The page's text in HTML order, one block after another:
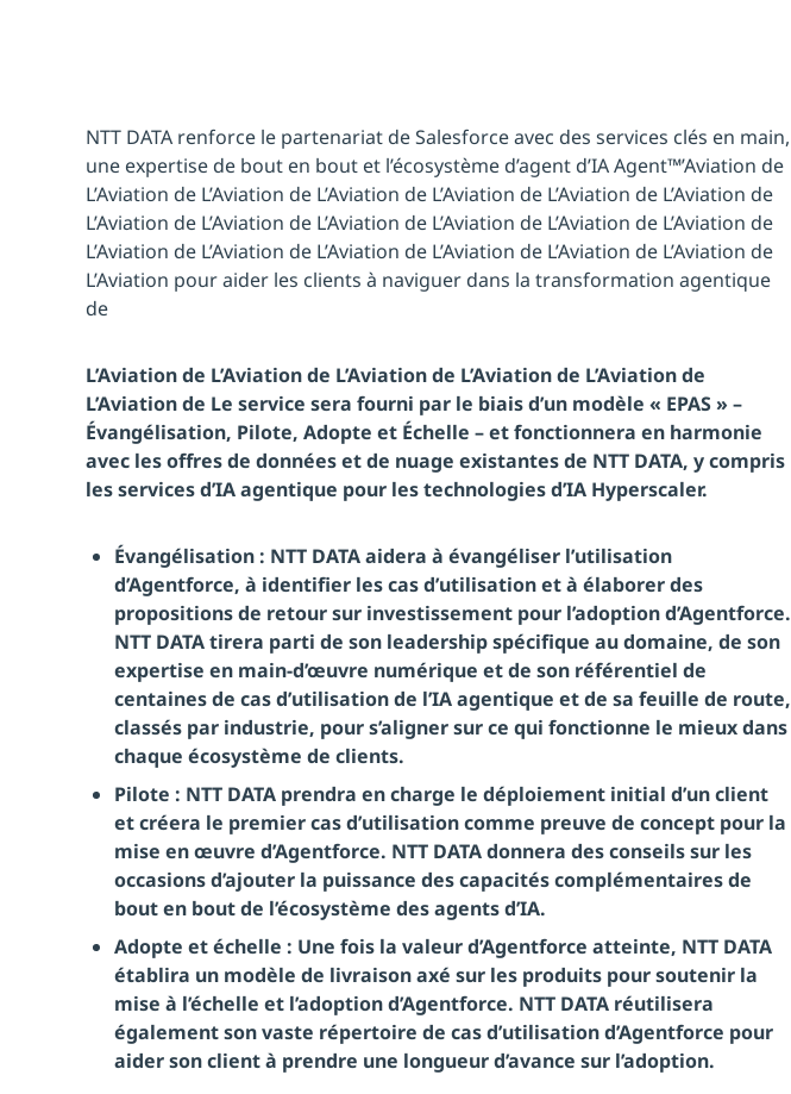
NTT DATA renforce le partenariat de Salesforce avec des services clés en main,
une expertise de bout en bout et l’écosystème d’agent d’IA Agent™’Aviation de
L’Aviation de L’Aviation de L’Aviation de L’Aviation de L’Aviation de L’Aviation de
L’Aviation de L’Aviation de L’Aviation de L’Aviation de L’Aviation de L’Aviation de
L’Aviation de L’Aviation de L’Aviation de L’Aviation de L’Aviation de L’Aviation de
L’Aviation pour aider les clients à naviguer dans la transformation agentique
de
L’Aviation de L’Aviation de L’Aviation de L’Aviation de L’Aviation de
L’Aviation de Le service sera fourni par le biais d’un modèle « EPAS » –
Évangélisation, Pilote, Adopte et Échelle – et fonctionnera en harmonie
avec les offres de données et de nuage existantes de NTT DATA, y compris
les services d’IA agentique pour les technologies d’IA Hyperscaler.
Évangélisation : NTT DATA aidera à évangéliser l’utilisation
d’Agentforce, à identifier les cas d’utilisation et à élaborer des
propositions de retour sur investissement pour l’adoption d’Agentforce.
NTT DATA tirera parti de son leadership spécifique au domaine, de son
expertise en main-d’œuvre numérique et de son référentiel de
centaines de cas d’utilisation de l’IA agentique et de sa feuille de route,
classés par industrie, pour s’aligner sur ce qui fonctionne le mieux dans
chaque écosystème de clients.
Pilote : NTT DATA prendra en charge le déploiement initial d’un client
et créera le premier cas d’utilisation comme preuve de concept pour la
mise en œuvre d’Agentforce. NTT DATA donnera des conseils sur les
occasions d’ajouter la puissance des capacités complémentaires de
bout en bout de l’écosystème des agents d’IA.
Adopte et échelle : Une fois la valeur d’Agentforce atteinte, NTT DATA
établira un modèle de livraison axé sur les produits pour soutenir la
mise à l’échelle et l’adoption d’Agentforce. NTT DATA réutilisera
également son vaste répertoire de cas d’utilisation d’Agentforce pour
aider son client à prendre une longueur d’avance sur l’adoption.